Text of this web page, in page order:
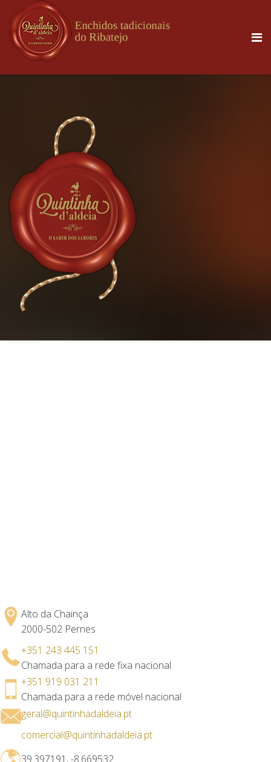
Alto da Chainça
2000-502 Pernes
+351 243 445 151
Chamada para a rede fixa nacional
+351 919 031 211
Chamada para a rede móvel nacional
geral@quintinhadaldeia.pt
comercial@quintinhadaldeia.pt
39.397191, -8.669532